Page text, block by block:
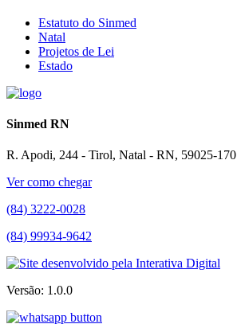
Estatuto do Sinmed
Natal
Projetos de Lei
Estado
Sinmed RN
R. Apodi, 244 - Tirol, Natal - RN, 59025-170
Ver como chegar
(84) 3222-0028
(84) 99934-9642
Versão: 1.0.0